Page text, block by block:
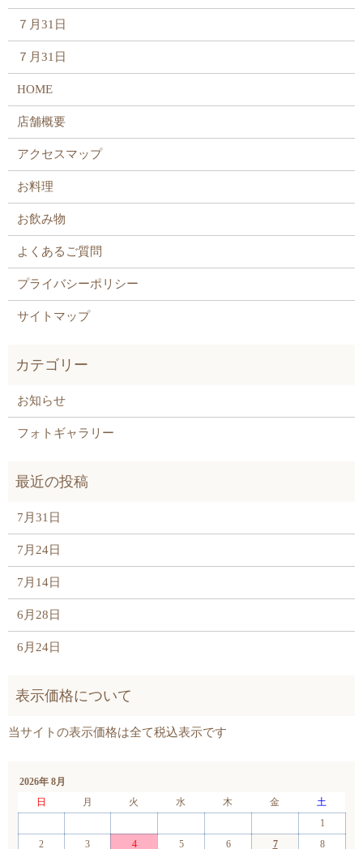
７月31日
７月31日
HOME
店舗概要
アクセスマップ
お料理
お飲み物
よくあるご質問
プライバシーポリシー
サイトマップ
お知らせ
フォトギャラリー
7月31日
7月24日
7月14日
6月28日
6月24日
2026年 8月
日
月 火 水 木 金
土
1
2
3 4 5 6 7 8